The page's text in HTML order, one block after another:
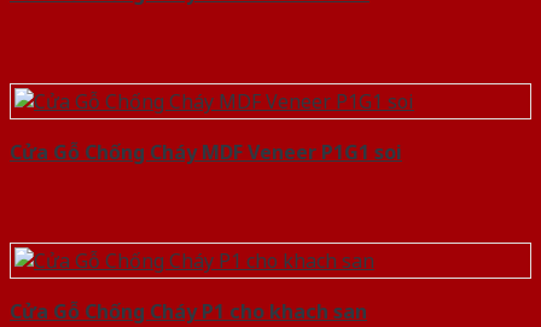
Cửa Gỗ Chống Cháy MDF Veneer P1G1 soi
Cửa Gỗ Chống Cháy P1 cho khach san